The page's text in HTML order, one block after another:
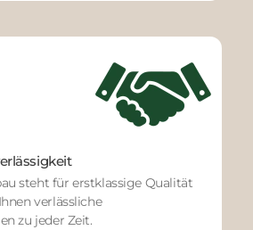
steht für erstklassige Qualität
verlässliche
zu jeder Zeit.